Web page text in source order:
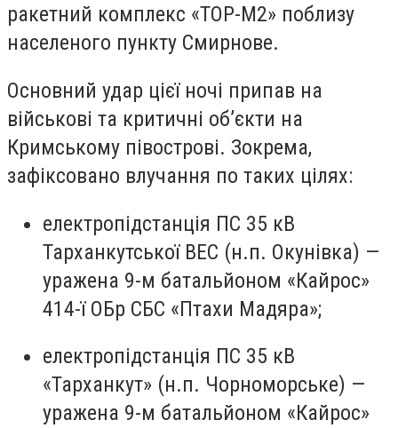
ракетний комплекс «ТОР-М2» поблизу
населеного пункту Смирнове.
Основний удар цієї ночі припав на
військові та критичні об’єкти на
Кримському півострові. Зокрема,
зафіксовано влучання по таких цілях:
електропідстанція ПС 35 кВ
Тарханкутської ВЕС (н.п. Окунівка) —
уражена 9-м батальйоном «Кайрос»
414-ї ОБр СБС «Птахи Мадяра»;
електропідстанція ПС 35 кВ
«Тарханкут» (н.п. Чорноморське) —
уражена 9-м батальйоном «Кайрос»